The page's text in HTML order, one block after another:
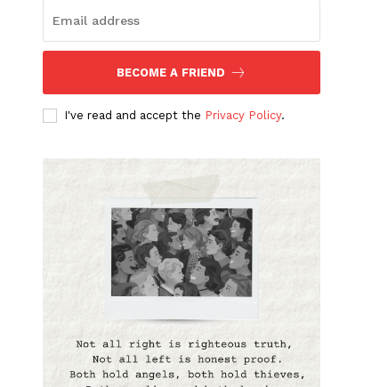
BECOME A FRIEND
I've read and accept the Privacy Policy.